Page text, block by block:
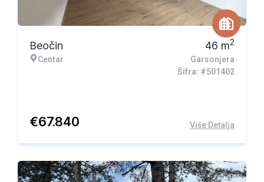
Beočin
Centar
46 m2
Garsonjera
Šifra: #501402
€67.840 Više Detalja